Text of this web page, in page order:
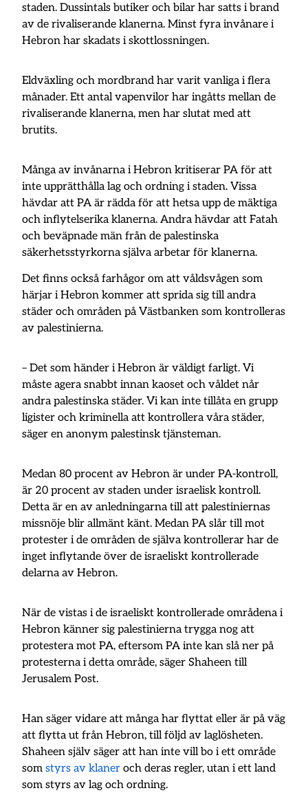
staden. Dussintals butiker och bilar har satts i brand
av de rivaliserande klanerna. Minst fyra invånare i
Hebron har skadats i skottlossningen.
Eldväxling och mordbrand har varit vanliga i flera
månader. Ett antal vapenvilor har ingåtts mellan de
rivaliserande klanerna, men har slutat med att
brutits.
Många av invånarna i Hebron kritiserar PA för att
inte upprätthålla lag och ordning i staden. Vissa
hävdar att PA är rädda för att hetsa upp de mäktiga
och inflytelserika klanerna. Andra hävdar att Fatah
och beväpnade män från de palestinska
säkerhetsstyrkorna själva arbetar för klanerna.
Det finns också farhågor om att våldsvågen som
härjar i Hebron kommer att sprida sig till andra
städer och områden på Västbanken som kontrolleras
av palestinierna.
– Det som händer i Hebron är väldigt farligt. Vi
måste agera snabbt innan kaoset och våldet når
andra palestinska städer. Vi kan inte tillåta en grupp
ligister och kriminella att kontrollera våra städer,
säger en anonym palestinsk tjänsteman.
Medan 80 procent av Hebron är under PA-kontroll,
är 20 procent av staden under israelisk kontroll.
Detta är en av anledningarna till att palestiniernas
missnöje blir allmänt känt. Medan PA slår till mot
protester i de områden de själva kontrollerar har de
inget inflytande över de israeliskt kontrollerade
delarna av Hebron.
När de vistas i de israeliskt kontrollerade områdena i
Hebron känner sig palestinierna trygga nog att
protestera mot PA, eftersom PA inte kan slå ner på
protesterna i detta område, säger Shaheen till
Jerusalem Post.
Han säger vidare att många har flyttat eller är på väg
att flytta ut från Hebron, till följd av laglösheten.
Shaheen själv säger att han inte vill bo i ett område
somstyrs av klaner och deras regler, utan i ett land
som styrs av lag och ordning.